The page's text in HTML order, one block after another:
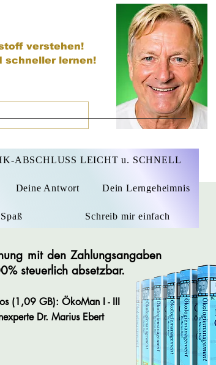
verstehen!
schneller lernen!
Dr. Marius Ebert
ABSCHLUSS LEICHT u. SCHNELL
Deine Antwort Dein Lerngeheimnis
Schreib mir einfach
mit den Zahlungsangaben
steuerlich absetzbar.
(1,09 GB): ÖkoMan I - III
Dr. Marius Ebert